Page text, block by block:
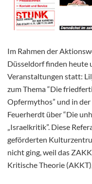
Im Rahmen der
Düsseldorf finden heute
Veranstaltungen statt:
zum Thema “Die
Opfermythos” und in
Feuerherdt über “Die
„Israelkritik”. Diese
geförderten
nicht ging, weil das
Kritische Theorie